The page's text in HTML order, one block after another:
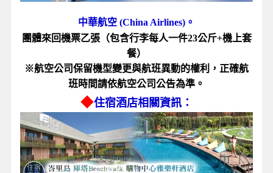
中華航空 (China Airlines)。
團體來回機票乙張（包含行李每人一件23公斤+機上套
餐）
※航空公司保留機型變更與航班異動的權利，正確航
班時間請依航空公司公告為準。
◆住宿酒店相關資訊：